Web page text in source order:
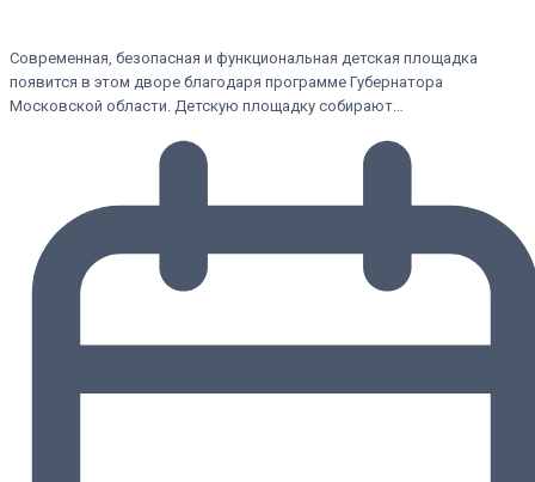
Современная, безопасная и функциональная детская площадка
появится в этом дворе благодаря программе Губернатора
Московской области. Детскую площадку собирают…